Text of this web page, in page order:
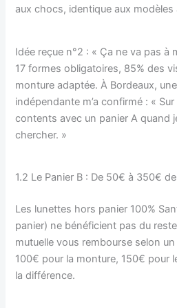
aux chocs, identique aux modèles
Idée reçue n°2 : « Ça ne va pas à
17 formes obligatoires, 85% des
monture adaptée. À Bordeaux,
indépendante m’a confirmé : «
contents avec un panier A quand
chercher. »
1.2 Le Panier B : De 50€ à 350€
Les lunettes hors panier 100%
panier) ne bénéficient pas du
mutuelle vous rembourse selon
100€ pour la monture, 150€ pour
la différence.